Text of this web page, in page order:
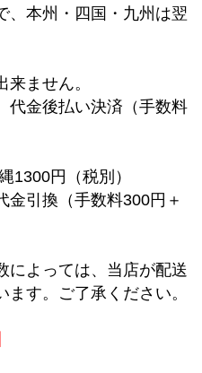
本州・四国・九州は翌
ません。
代金後払い決済（手数料
円（税別）
引換（手数料300円＋
よっては、当店が配送
す。ご了承ください。